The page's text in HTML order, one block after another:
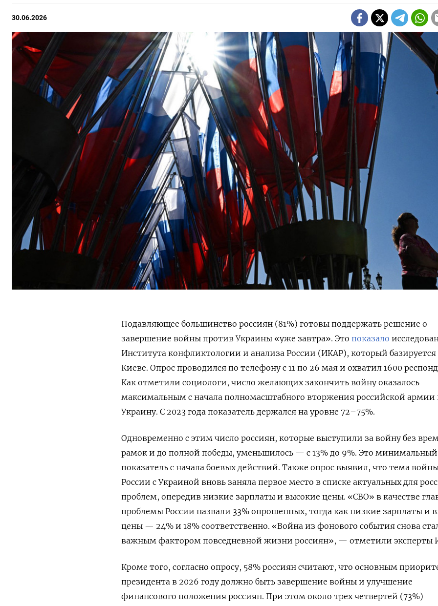
30.06.2026
Подавляющее большинство россиян (81%) готовы поддержать решение о
завершение войны против Украины «уже завтра». Это показало
Института конфликтологии и анализа России (ИКАР), который базируется
Киеве. Опрос проводился по телефону с 11 по 26 мая и охватил 1600
Как отметили социологи, число желающих закончить войну оказалось
максимальным с начала полномасштабного вторжения российской армии
Украину. С 2023 года показатель держался на уровне 72–75%.
Одновременно с этим число россиян, которые выступили за войну без
рамок и до полной победы, уменьшилось — с 13% до 9%. Это минимальный
показатель с начала боевых действий. Также опрос выявил, что тема
России с Украиной вновь заняла первое место в списке актуальных для
проблем, опередив низкие зарплаты и высокие цены. «СВО» в качестве
проблемы России назвали 33% опрошенных, тогда как низкие зарплаты и
цены — 24% и 18% соответственно. «Война из фонового события снова
важным фактором повседневной жизни россиян», — отметили эксперты
Кроме того, согласно опросу, 58% россиян считают, что основным
президента в 2026 году должно быть завершение войны и улучшение
финансового положения россиян. При этом около трех четвертей (73%)